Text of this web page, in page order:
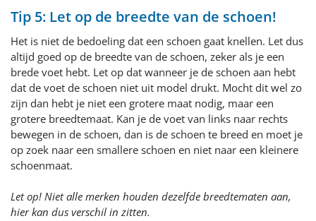
Tip 5: Let op de breedte van de schoen!
Het is niet de bedoeling dat een schoen gaat knellen. Let dus
altijd goed op de breedte van de schoen, zeker als je een
brede voet hebt. Let op dat wanneer je de schoen aan hebt
dat de voet de schoen niet uit model drukt. Mocht dit wel zo
zijn dan hebt je niet een grotere maat nodig, maar een
grotere breedtemaat. Kan je de voet van links naar rechts
bewegen in de schoen, dan is de schoen te breed en moet je
op zoek naar een smallere schoen en niet naar een kleinere
schoenmaat.
Let op! Niet alle merken houden dezelfde breedtematen aan,
hier kan dus verschil in zitten.